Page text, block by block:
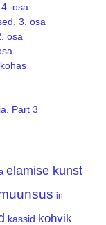
osa
3. osa
osa
Part 3
elamise kunst
in
kassid kohvik